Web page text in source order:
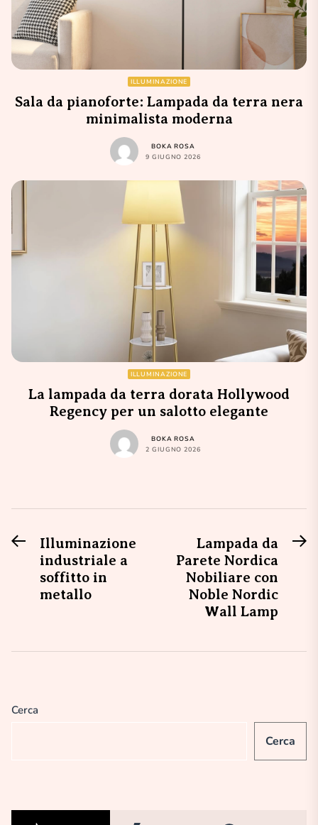
ILLUMINAZIONE
Sala da pianoforte: Lampada da terra nera
minimalista moderna
BOKA ROSA
9 GIUGNO 2026
ILLUMINAZIONE
La lampada da terra dorata Hollywood
Regency per un salotto elegante
BOKA ROSA
2 GIUGNO 2026
Navigazione
articoli
PreviousIlluminazione
industriale a
soffitto in
metallo
Lampada da
Parete Nordica
Nobiliare con
Noble Nordic
Wall Lamp
Cerca
Cerca